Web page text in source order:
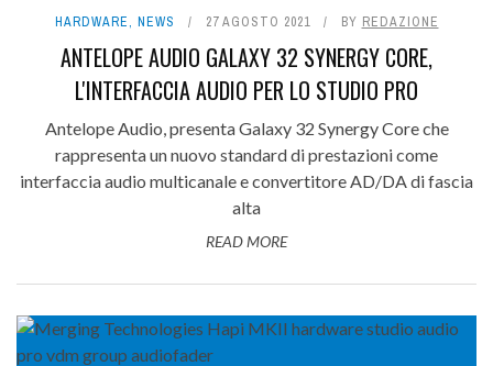
HARDWARE, NEWS 27 AGOSTO 2021 BY REDAZIONE
ANTELOPE AUDIO GALAXY 32 SYNERGY CORE,
L'INTERFACCIA AUDIO PER LO STUDIO PRO
Antelope Audio, presenta Galaxy 32 Synergy Core che
rappresenta un nuovo standard di prestazioni come
interfaccia audio multicanale e convertitore AD/DA di fascia
alta
READ MORE